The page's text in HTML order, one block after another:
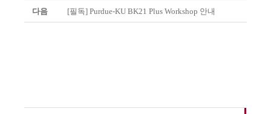
다음 [필독] Purdue-KU BK21 Plus Workshop 안내